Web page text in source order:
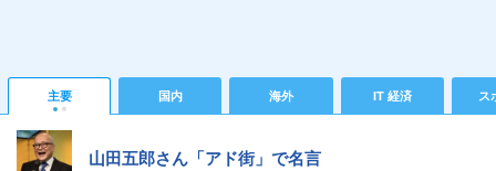
主要 国内 海外 IT 経済 ス
山田五郎さん「アド街」で名言